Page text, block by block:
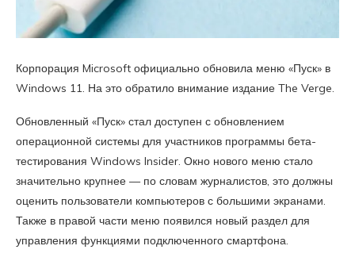
Корпорация Microsoft официально обновила меню «Пуск» в
Windows 11. На это обратило внимание издание The Verge.
Обновленный «Пуск» стал доступен с обновлением
операционной системы для участников программы бета-
тестирования Windows Insider. Окно нового меню стало
значительно крупнее — по словам журналистов, это должны
оценить пользователи компьютеров с большими экранами.
Также в правой части меню появился новый раздел для
управления функциями подключенного смартфона.